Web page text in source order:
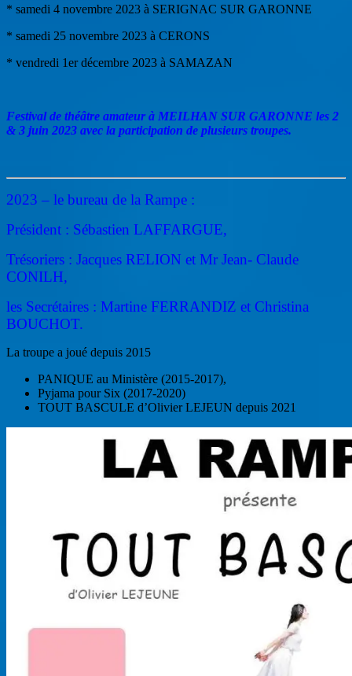
* samedi 4 novembre 2023 à SERIGNAC SUR GARONNE
* samedi 25 novembre 2023 à CERONS
* vendredi 1er décembre 2023 à SAMAZAN
Festival de théâtre amateur à MEILHAN SUR GARONNE les 2
& 3 juin 2023 avec la participation de plusieurs troupes.
2023 – le bureau de la Rampe :
Président : Sébastien LAFFARGUE,
Trésoriers : Jacques RELION et Mr Jean- Claude
CONILH,
les Secrétaires : Martine FERRANDIZ et Christina
BOUCHOT.
La troupe a joué depuis 2015
PANIQUE au Ministère (2015-2017),
Pyjama pour Six (2017-2020)
TOUT BASCULE d’Olivier LEJEUN depuis 2021